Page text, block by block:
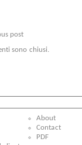
post
sono chiusi.
About
Contact
PDF